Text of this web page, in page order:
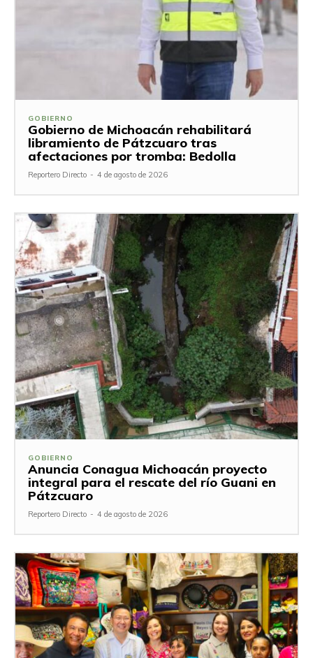
GOBIERNO
Gobierno de Michoacán rehabilitará
libramiento de Pátzcuaro tras
afectaciones por tromba: Bedolla
Reportero Directo - 4 de agosto de 2026
GOBIERNO
Anuncia Conagua Michoacán proyecto
integral para el rescate del río Guani en
Pátzcuaro
Reportero Directo - 4 de agosto de 2026